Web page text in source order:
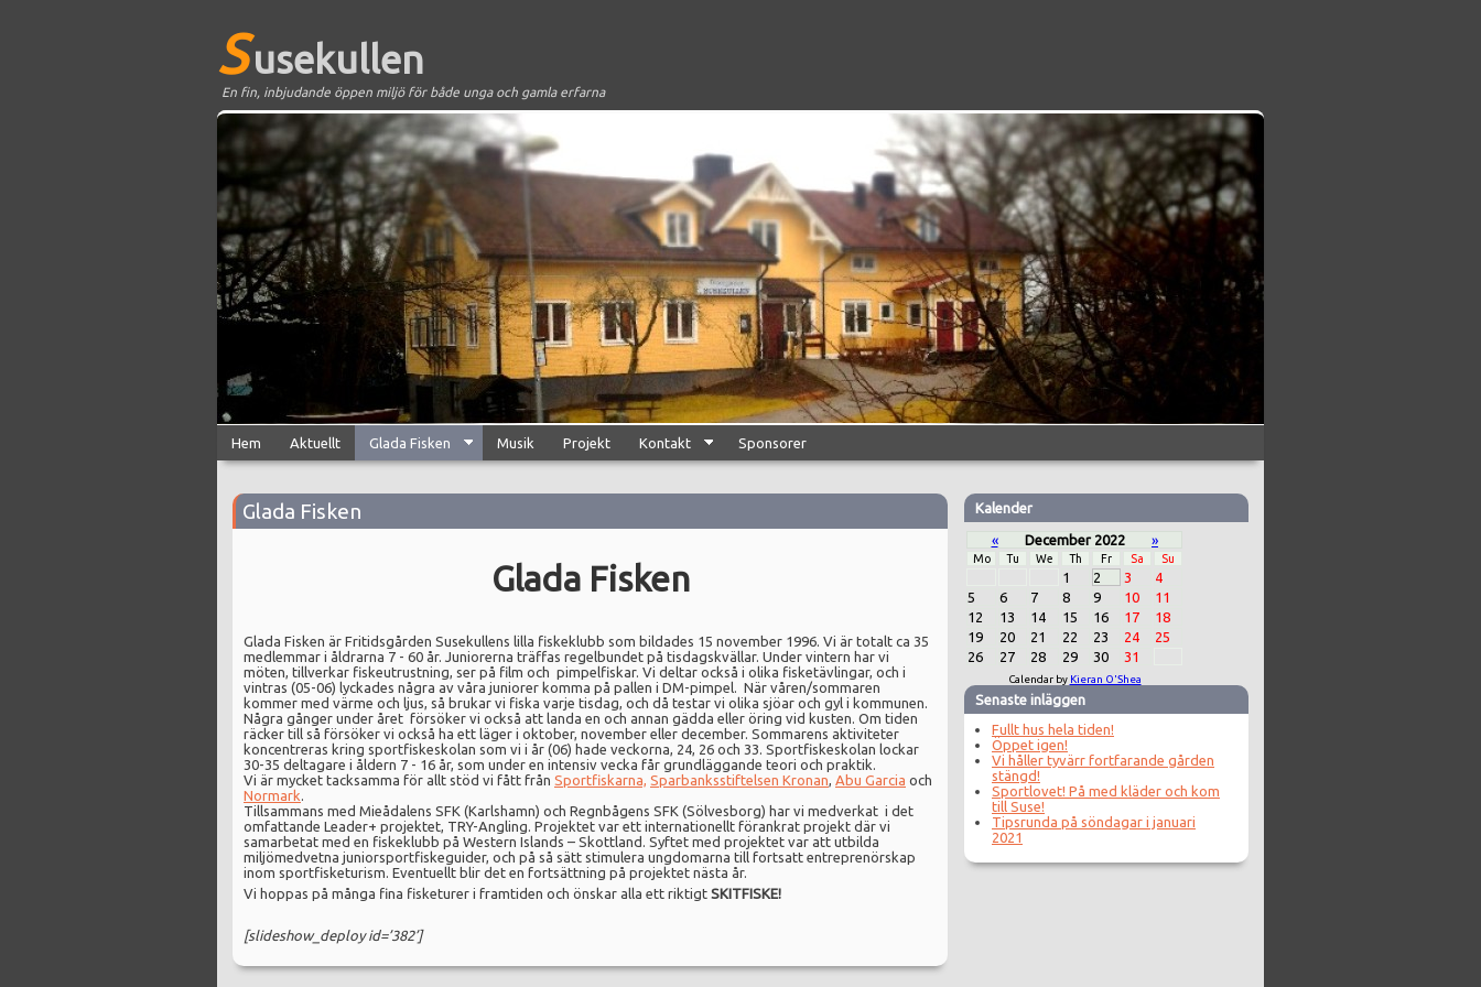
S usekullen
En fin, inbjudande öppen miljö för både unga och gamla erfarna
Hem Aktuellt Glada Fisken Musik Projekt Kontakt Sponsorer
Glada Fisken
Glada Fisken
Glada Fisken är Fritidsgården Susekullens lilla fiskeklubb som bildades 15 november 1996. Vi är totalt ca 35
medlemmar i åldrarna 7 - 60 år. Juniorerna träffas regelbundet på tisdagskvällar. Under vintern har vi
möten, tillverkar fiskeutrustning, ser på film och pimpelfiskar. Vi deltar också i olika fisketävlingar, och i
vintras (05-06) lyckades några av våra juniorer komma på pallen i DM-pimpel. När våren/sommaren
kommer med värme och ljus, så brukar vi fiska varje tisdag, och då testar vi olika sjöar och gyl i kommunen.
Några gånger under året försöker vi också att landa en och annan gädda eller öring vid kusten. Om tiden
räcker till så försöker vi också ha ett läger i oktober, november eller december. Sommarens aktiviteter
koncentreras kring sportfiskeskolan som vi i år (06) hade veckorna, 24, 26 och 33. Sportfiskeskolan lockar
30-35 deltagare i åldern 7 - 16 år, som under en intensiv vecka får grundläggande teori och praktik.
Vi är mycket tacksamma för allt stöd vi fått från Sportfiskarna, Sparbanksstiftelsen Kronan, Abu Garcia och
Normark.
Tillsammans med Mieådalens SFK (Karlshamn) och Regnbågens SFK (Sölvesborg) har vi medverkat i det
omfattande Leader+ projektet, TRY-Angling. Projektet var ett internationellt förankrat projekt där vi
samarbetat med en fiskeklubb på Western Islands – Skottland. Syftet med projektet var att utbilda
miljömedvetna juniorsportfiskeguider, och på så sätt stimulera ungdomarna till fortsatt entreprenörskap
inom sportfisketurism. Eventuellt blir det en fortsättning på projektet nästa år.
Vi hoppas på många fina fisketurer i framtiden och önskar alla ett riktigt SKITFISKE!
[slideshow_deploy id=’382’]
Kalender
« December 2022 »
Mo Tu We Th Fr Sa Su
1 2 3
4
5
6 7 8 9 10
11
12
13 14 15 16 17
18
19
20 21 22 23 24
25
26
27 28 29 30 31
Calendar by Kieran O'Shea
Senaste inläggen
Fullt hus hela tiden!
Öppet igen!
Vi håller tyvärr fortfarande gården
stängd!
Sportlovet! På med kläder och kom
till Suse!
Tipsrunda på söndagar i januari
2021